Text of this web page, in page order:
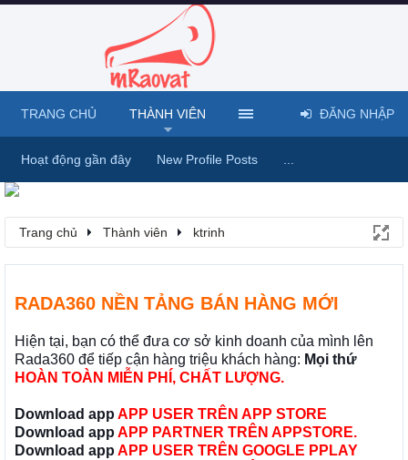
Trang chủ Thành viên ktrinh
RADA360 NỀN TẢNG BÁN HÀNG MỚI
Hiện tại, bạn có thể đưa cơ sở kinh doanh của mình lên
Rada360 để tiếp cận hàng triệu khách hàng: Mọi thứ
HOÀN TOÀN MIỄN PHÍ, CHẤT LƯỢNG.
Download app APP USER TRÊN APP STORE
Download app APP PARTNER TRÊN APPSTORE.
Download app APP USER TRÊN GOOGLE PPLAY
TRANG CHỦ THÀNH VIÊN
Hoạt động gần đây New Profile Posts
ĐĂNG NHẬP